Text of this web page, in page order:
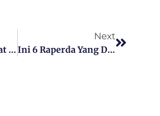
Ratusan Masyarakat Desa Pagerungan Kecil Menuntut Pelayanan PLN Setempat Nyala 24 Jam
Next
Ini 6 Raperda Yang Dinilai Tidak Mendesak Untuk Masuk Pembahasan DPRD Sumenep